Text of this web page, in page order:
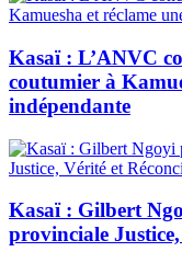
Kasaï : L’ANVC
coutumier à
indépendante
Kasaï : Gilbert
provinciale